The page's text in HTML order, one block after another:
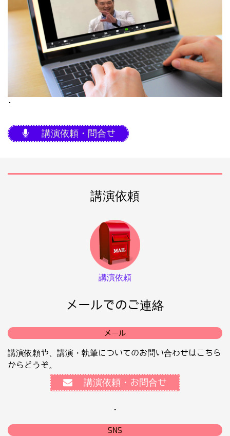
･
講演依頼・問合せ
講演依頼
講演依頼
メールでのご連絡
メール
講演依頼や、講演・執筆についてのお問い合わせはこちら
からどうぞ。
講演依頼・お問合せ
・
SNS